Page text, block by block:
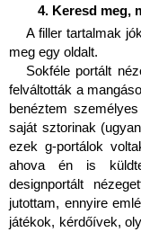
Keresd meg,
A filler tartalmak
meg egy oldalt.
Sokféle portált
felváltották a
benéztem
saját sztorinak
ezek g-portálok
ahova én is
designportált
jutottam, ennyire
játékok, kérdőívek,